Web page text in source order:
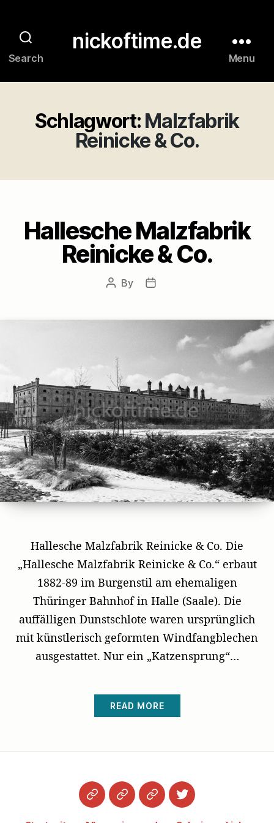
Search
nickoftime.de
Menu
Schlagwort: Malzfabrik
Reinicke & Co.
Hallesche Malzfabrik
Reinicke & Co.
Post
By
Post
Hallesche Malzfabrik Reinicke & Co. Die
„Hallesche Malzfabrik Reinicke & Co.“ erbaut
1882-89 im Burgenstil am ehemaligen
Thüringer Bahnhof in Halle (Saale). Die
auffälligen Dunstschlote waren ursprünglich
mit künstlerisch geformten Windfangblechen
ausgestattet. Nur ein „Katzensprung“…
READ MORE
StartseiteDatenschutzerklärung
Impressum
Twitter